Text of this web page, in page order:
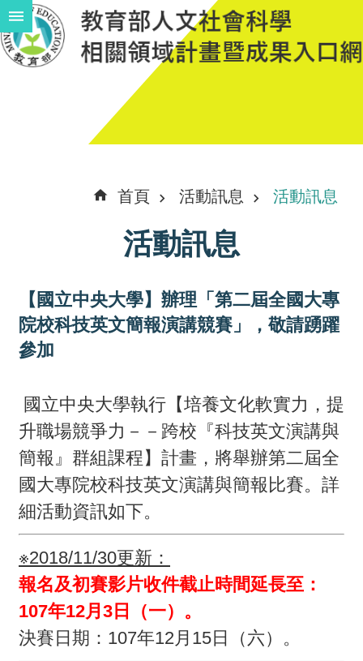
跳到主要內容區塊
進
中
程
計
計
畫
申
請
計
畫
成
果
最
首頁 活動訊息 活動訊息
活動訊息
【國立中央大學】辦理「第二屆全國大專
院校科技英文簡報演講競賽」，敬請踴躍
參加
國立中央大學執行【培養文化軟實力，提
升職場競爭力－－跨校『科技英文演講與
簡報』群組課程】計畫，將舉辦第二屆全
國大專院校科技英文演講與簡報比賽。詳
細活動資訊如下。
※2018/11/30更新：
報名及初賽影片收件截止時間延長至：
107年12月3日（一）。
決賽日期：107年12月15日（六）。